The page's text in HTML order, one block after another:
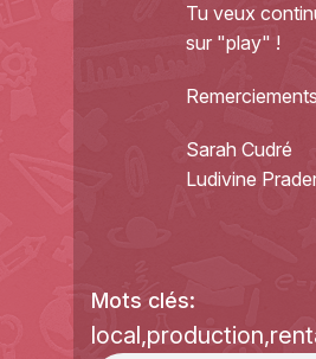
Tu veux
sur "play" !
Sarah Cudré
Ludivine
Mots clés:
local production